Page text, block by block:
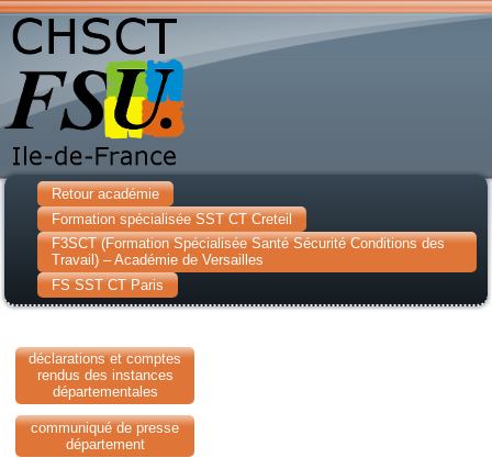
Retour académie
Formation spécialisée SST CT Creteil
F3SCT (Formation Spécialisée Santé Sécurité Conditions des
Travail) – Académie de Versailles
FS SST CT Paris
déclarations et comptes
rendus des instances
départementales
communiqué de presse
département